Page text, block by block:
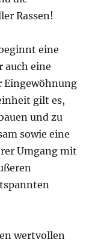
Rassen!
eine
auch eine
Eingewöhnung
gilt es,
und zu
sowie eine
Umgang mit
wertvollen